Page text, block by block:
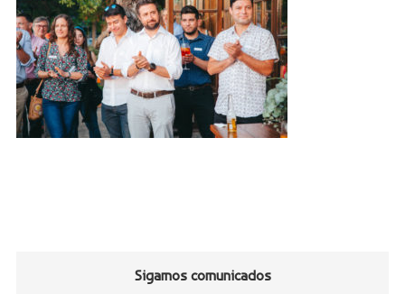
Sigamos comunicados